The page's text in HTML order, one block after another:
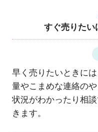
すぐ売りたい
早く売りたいときに
量やこまめな連絡の
状況がわかったり相
きます。